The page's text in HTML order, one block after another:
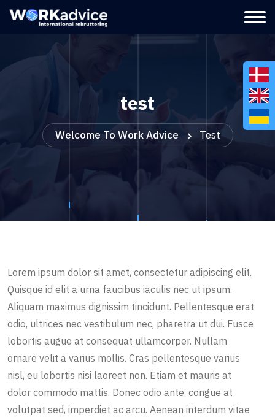
test
Welcome To Work Advice Test
Lorem ipsum dolor sit amet, consectetur adipiscing elit.
Quisque id elit a urna faucibus iaculis nec ut ipsum.
Aliquam maximus dignissim tincidunt. Pellentesque erat
odio, ultrices nec vestibulum nec, pharetra ut dui. Fusce
lobortis augue at consequat ullamcorper. Nullam
ornare velit a varius mollis. Cras pellentesque varius
nisl, eu lobortis nisi laoreet non. Etiam et mauris at
dolor commodo mattis. Donec odio ante, congue at
volutpat sed, imperdiet ac arcu. Aenean interdum vitae